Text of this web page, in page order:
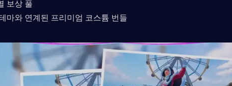
보상 풀
마와 연계된 프리미엄 코스튬 번들